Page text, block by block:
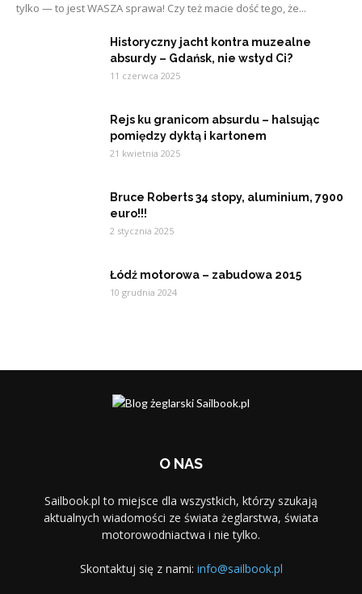
tylko — to jest WASZA sprawa! Czy też macie dość tego, że...
Historyczny jacht kontra muzealne
absurdy – Gdańsk, nie wstyd Ci?
11 czerwca 2025
Rejs ku granicom absurdu – halsując
pomiędzy dyktą i kartonem
21 kwietnia 2025
Bruce Roberts 34 stopy, aluminium, 7900
euro!!!
2 stycznia 2025
Łódź motorowa – zabudowa 2015
10 grudnia 2024
O NAS
Sailbook.pl to miejsce dla wszystkich, którzy szukają
aktualnych wiadomości ze świata żeglarstwa, świata
motorowodniactwa i nie tylko.
Skontaktuj się z nami: info@sailbook.pl